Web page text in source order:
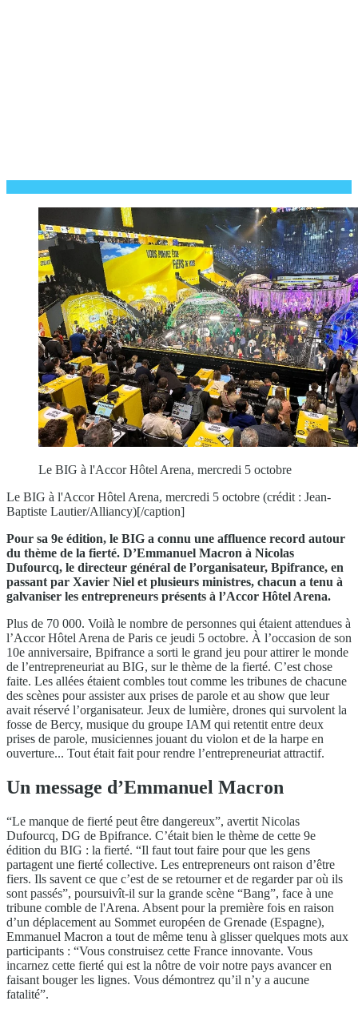
Le BIG à l'Accor Hôtel Arena, mercredi 5 octobre
Le BIG à l'Accor Hôtel Arena, mercredi 5 octobre (crédit : Jean-
Baptiste Lautier/Alliancy)[/caption]
Pour sa 9e édition, le BIG a connu une affluence record autour
du thème de la fierté. D’Emmanuel Macron à Nicolas
Dufourcq, le directeur général de l’organisateur, Bpifrance, en
passant par Xavier Niel et plusieurs ministres, chacun a tenu à
galvaniser les entrepreneurs présents à l’Accor Hôtel Arena.
Plus de 70 000. Voilà le nombre de personnes qui étaient attendues à
l’Accor Hôtel Arena de Paris ce jeudi 5 octobre. À l’occasion de son
10e anniversaire, Bpifrance a sorti le grand jeu pour attirer le monde
de l’entrepreneuriat au BIG, sur le thème de la fierté. C’est chose
faite. Les allées étaient combles tout comme les tribunes de chacune
des scènes pour assister aux prises de parole et au show que leur
avait réservé l’organisateur. Jeux de lumière, drones qui survolent la
fosse de Bercy, musique du groupe IAM qui retentit entre deux
prises de parole, musiciennes jouant du violon et de la harpe en
ouverture... Tout était fait pour rendre l’entrepreneuriat attractif.
Un message d’Emmanuel Macron
“Le manque de fierté peut être dangereux”, avertit Nicolas
Dufourcq, DG de Bpifrance. C’était bien le thème de cette 9e
édition du BIG : la fierté. “Il faut tout faire pour que les gens
partagent une fierté collective. Les entrepreneurs ont raison d’être
fiers. Ils savent ce que c’est de se retourner et de regarder par où ils
sont passés”, poursuivît-il sur la grande scène “Bang”, face à une
tribune comble de l'Arena. Absent pour la première fois en raison
d’un déplacement au Sommet européen de Grenade (Espagne),
Emmanuel Macron a tout de même tenu à glisser quelques mots aux
participants : “Vous construisez cette France innovante. Vous
incarnez cette fierté qui est la nôtre de voir notre pays avancer en
faisant bouger les lignes. Vous démontrez qu’il n’y a aucune
fatalité”.